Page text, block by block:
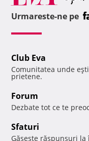
Urmareste-ne pe
Club Eva
Comunitatea unde
prietene.
Forum
Dezbate tot ce te
Sfaturi
Găseşte răspunsuri